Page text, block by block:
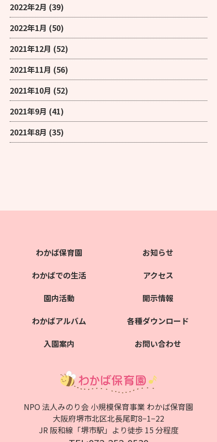
2022年2月 (39)
2022年1月 (50)
2021年12月 (52)
2021年11月 (56)
2021年10月 (52)
2021年9月 (41)
2021年8月 (35)
わかば保育園
わかばでの生活
園内活動
わかばアルバム
入園案内
お知らせ
アクセス
開示情報
各種ダウンロード
お問い合わせ
NPO 法人みのり会 小規模保育事業 わかば保育園
大阪府堺市北区北⻑尾町8−1−22
JR 阪和線「堺市駅」より徒歩 15 分程度